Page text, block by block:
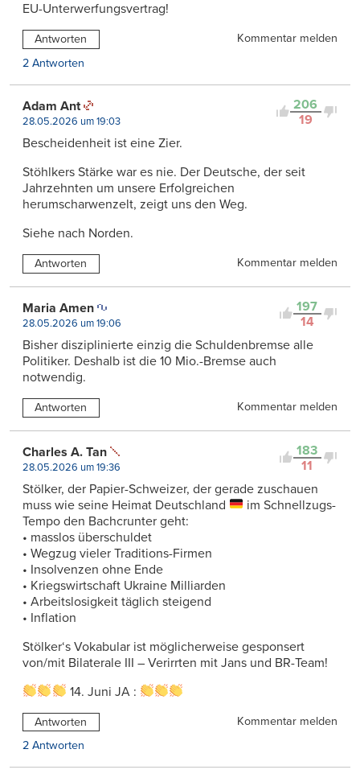
EU-Unterwerfungsvertrag!
Antworten
Kommentar melden
2 Antworten
206
19
Adam Ant
28.05.2026 um 19:03
Bescheidenheit ist eine Zier.
Stöhlkers Stärke war es nie. Der Deutsche, der seit
Jahrzehnten um unsere Erfolgreichen
herumscharwenzelt, zeigt uns den Weg.
Siehe nach Norden.
Antworten Kommentar melden
197
14
Maria Amen
28.05.2026 um 19:06
Bisher disziplinierte einzig die Schuldenbremse alle
Politiker. Deshalb ist die 10 Mio.-Bremse auch
notwendig.
Antworten Kommentar melden
183
11
Charles A. Tan
28.05.2026 um 19:36
Stölker, der Papier-Schweizer, der gerade zuschauen
muss wie seine Heimat Deutschland
im Schnellzugs-
Tempo den Bachcrunter geht:
• masslos überschuldet
• Wegzug vieler Traditions-Firmen
• Insolvenzen ohne Ende
• Kriegswirtschaft Ukraine Milliarden
• Arbeitslosigkeit täglich steigend
• Inflation
Stölker‘s Vokabular ist möglicherweise gesponsert
von/mit Bilaterale III – Verirrten mit Jans und BR-Team!
14. Juni JA :
Antworten
Kommentar melden
2 Antworten